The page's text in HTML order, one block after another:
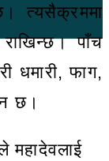
त्यसैक्रममा
राखिन्छ। पाँच
धमारी, फाग,
छ।
महादेवलाई